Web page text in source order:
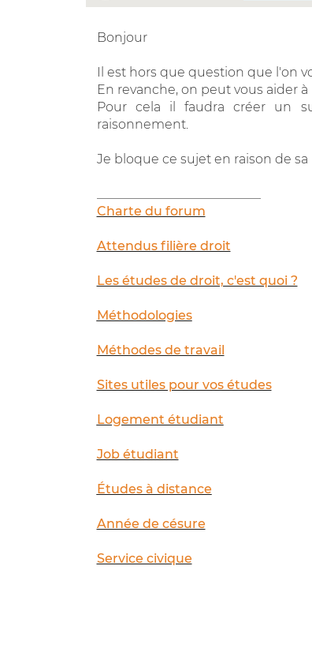
Bonjour
Il est hors que question que l'on
En revanche, on peut vous aider
Pour cela il faudra créer un
raisonnement.
Je bloque ce sujet en raison de
Charte du forum
Attendus filière droit
Les études de droit, c'est quoi ?
Méthodologies
Méthodes de travail
Sites utiles pour vos études
Logement étudiant
Job étudiant
Études à distance
Année de césure
Service civique